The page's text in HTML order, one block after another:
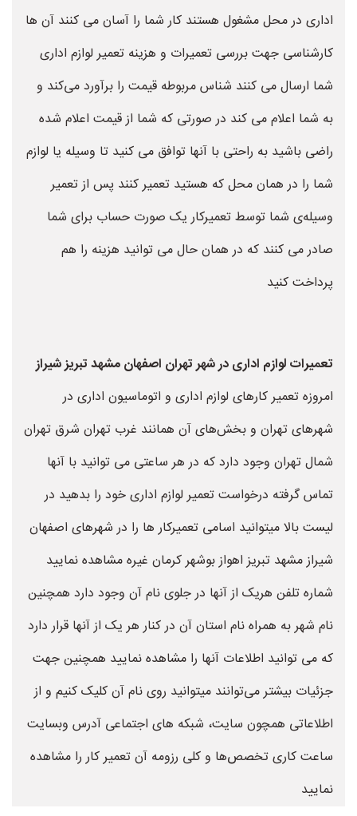
اداری در محل مشغول هستند کار شما را آسان می کنند آن ها
کارشناسی جهت بررسی تعمیرات و هزینه تعمیر لوازم اداری
شما ارسال می کنند شناس مربوطه قیمت را برآورد می‌کند و
به شما اعلام می کند در صورتی که شما از قیمت اعلام شده
راضی باشید به راحتی با آنها توافق می کنید تا وسیله یا لوازم
شما را در همان محل که هستید تعمیر کنند پس از تعمیر
وسیله‌ی شما توسط تعمیرکار یک صورت حساب برای شما
صادر می کنند که در همان حال می توانید هزینه را هم
پرداخت کنید
تعمیرات لوازم اداری در شهر تهران اصفهان مشهد تبریز شیراز
امروزه تعمیر کارهای لوازم اداری و اتوماسیون اداری در
شهرهای تهران و بخش‌های آن همانند غرب تهران شرق تهران
شمال تهران وجود دارد که در هر ساعتی می توانید با آنها
تماس گرفته درخواست تعمیر لوازم اداری خود را بدهید در
لیست بالا میتوانید اسامی تعمیرکار ها را در شهرهای اصفهان
شیراز مشهد تبریز اهواز بوشهر کرمان غیره مشاهده نمایید
شماره تلفن هریک از آنها در جلوی نام آن وجود دارد همچنین
نام شهر به همراه نام استان آن در کنار هر یک از آنها قرار دارد
که می توانید اطلاعات آنها را مشاهده نمایید همچنین جهت
جزئیات بیشتر می‌توانند میتوانید روی نام آن کلیک کنیم و از
اطلاعاتی همچون سایت، شبکه های اجتماعی آدرس وبسایت
ساعت کاری تخصص‌ها و کلی رزومه آن تعمیر کار را مشاهده
نمایید